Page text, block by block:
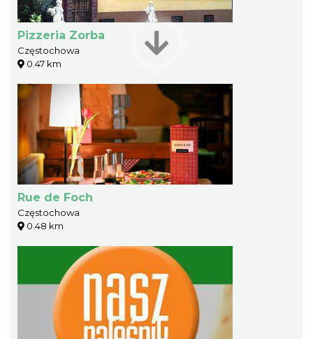
Pizzeria Zorba
Częstochowa
0.47 km
Rue de Foch
Częstochowa
0.48 km